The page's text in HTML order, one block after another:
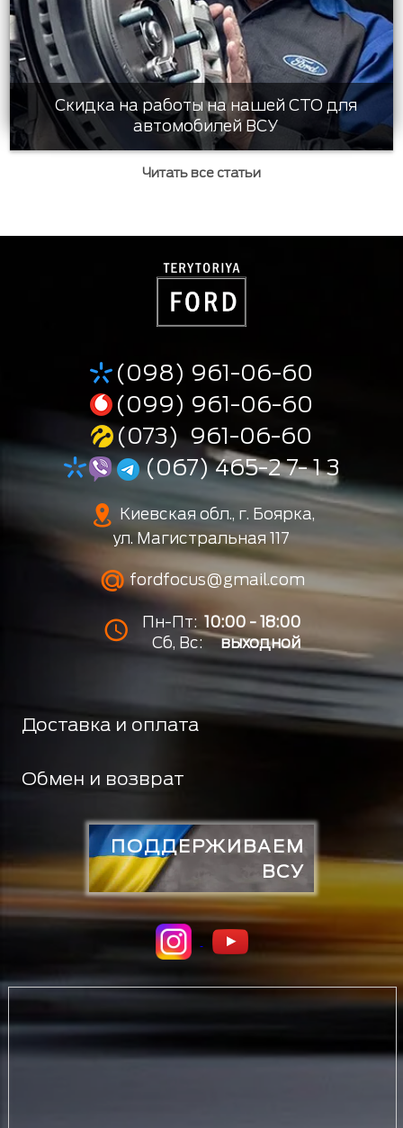
Скидка на работы на нашей СТО для
автомобилей ВСУ
Читать все статьи
(098) 961-06-60
(099) 961-06-60
(073) 961-06-60
(067) 465-2 7- 1 3
Киевская обл., г. Боярка,
ул. Магистральная 117
fordfocus@gmail.com
Пн-Пт: 10:00 - 18:00
Сб, Вс:
выходной
Доставка и оплата
Обмен и возврат
ПОДДЕРЖИВАЕМ
ВСУ